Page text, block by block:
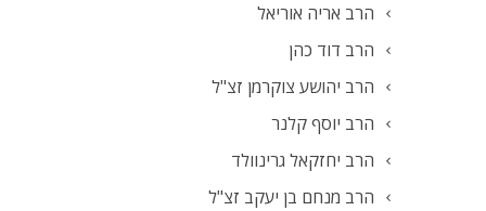
הרב אריה אוריאל
הרב דוד כהן
הרב יהושע צוקרמן זצ"ל
הרב יוסף קלנר
הרב יחזקאל גרינוולד
הרב מנחם בן יעקב זצ"ל